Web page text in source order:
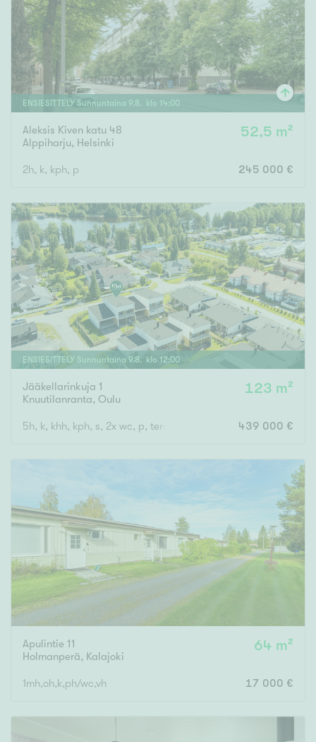
ENSIESITTELY Sunnuntaina 9. 8 . klo 14:00
Aleksis Kiven katu 48
Alppiharju, Helsinki
52,5 m²
2h, k, kph, p 245 000 €
ENSIESITTELY Sunnuntaina 9.8. klo 12:00
Jääkellarinkuja 1
Knuutilanranta, Oulu
123 m²
5h, k, khh, kph, s, 2x wc, p, terassi 439 000 €
Apulintie 11
Holmanperä, Kalajoki
64 m²
1mh,oh,k,ph/wc,vh 17 000 €